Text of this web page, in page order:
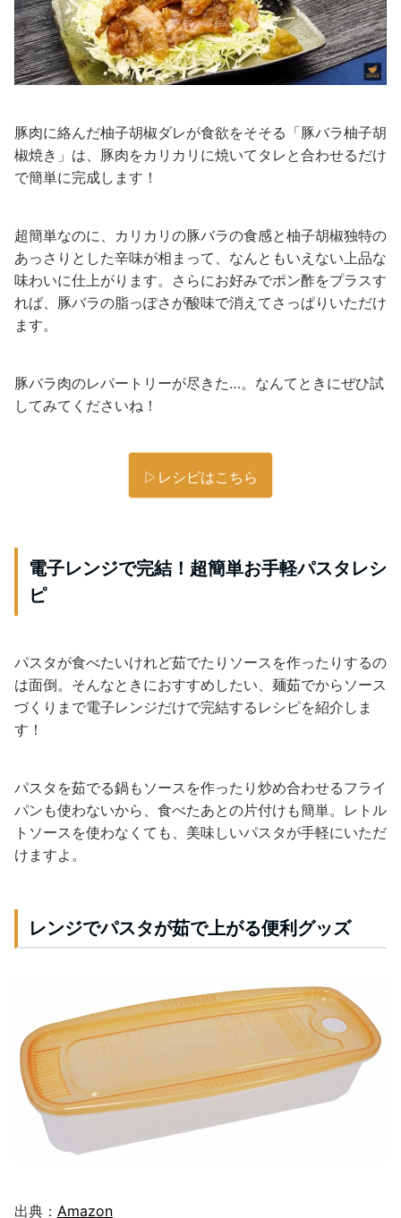
豚肉に絡んだ柚子胡椒ダレが食欲をそそる「豚バラ柚子胡
椒焼き」は、豚肉をカリカリに焼いてタレと合わせるだけ
で簡単に完成します！
超簡単なのに、カリカリの豚バラの食感と柚子胡椒独特の
あっさりとした辛味が相まって、なんともいえない上品な
味わいに仕上がります。さらにお好みでポン酢をプラスす
れば、豚バラの脂っぽさが酸味で消えてさっぱりいただけ
ます。
豚バラ肉のレパートリーが尽きた…。なんてときにぜひ試
してみてくださいね！
▷レシピはこちら
電子レンジで完結！超簡単お手軽パスタレシ
ピ
パスタが食べたいけれど茹でたりソースを作ったりするの
は面倒。そんなときにおすすめしたい、麺茹でからソース
づくりまで電子レンジだけで完結するレシピを紹介しま
す！
パスタを茹でる鍋もソースを作ったり炒め合わせるフライ
パンも使わないから、食べたあとの片付けも簡単。レトル
トソースを使わなくても、美味しいパスタが手軽にいただ
けますよ。
レンジでパスタが茹で上がる便利グッズ
出典： Amazon